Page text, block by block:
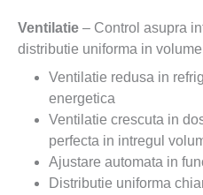
Ventilatie – Control asupra
distributie uniforma in
Ventilatie redusa in
energetica
Ventilatie crescuta in
perfecta in intregul
Ajustare automata in
Distributie uniforma